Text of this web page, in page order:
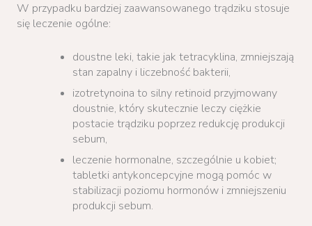
W przypadku bardziej zaawansowanego trądziku stosuje
się leczenie ogólne:
doustne leki, takie jak tetracyklina, zmniejszają
stan zapalny i liczebność bakterii,
izotretynoina to silny retinoid przyjmowany
doustnie, który skutecznie leczy ciężkie
postacie trądziku poprzez redukcję produkcji
sebum,
leczenie hormonalne, szczególnie u kobiet;
tabletki antykoncepcyjne mogą pomóc w
stabilizacji poziomu hormonów i zmniejszeniu
produkcji sebum.